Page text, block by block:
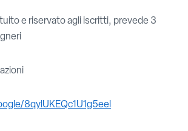
e riservato agli iscritti, prevede 3
8qylUKEQc1U1g5eel